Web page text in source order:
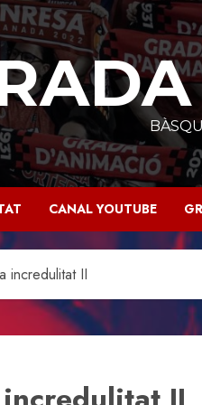
CANAL YOUTUBE
incredulitat II